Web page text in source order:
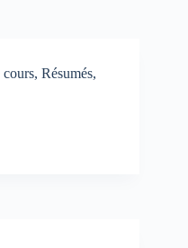
Résumés,